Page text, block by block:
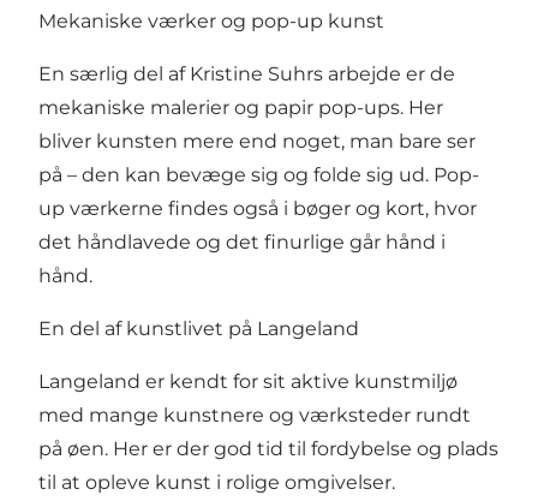
Mekaniske værker og pop-up kunst
En særlig del af Kristine Suhrs arbejde er de
mekaniske malerier og papir pop-ups. Her
bliver kunsten mere end noget, man bare ser
på – den kan bevæge sig og folde sig ud. Pop-
up værkerne findes også i bøger og kort, hvor
det håndlavede og det finurlige går hånd i
hånd.
En del af kunstlivet på Langeland
Langeland er kendt for sit aktive kunstmiljø
med mange kunstnere og værksteder rundt
på øen. Her er der god tid til fordybelse og plads
til at opleve kunst i rolige omgivelser.